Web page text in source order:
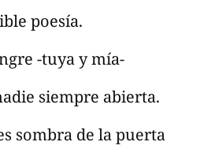
poesía.
-tuya y mía-
siempre abierta.
sombra de la puerta